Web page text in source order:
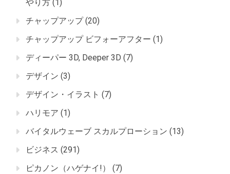
やり方 (1)
チャップアップ(20)
チャップアップ ビフォーアフター (1)
ディーパー 3D, Deeper 3D (7)
デザイン (3)
デザイン・イラスト (7)
ハリモア (1)
バイタルウェーブ スカルプローション (13)
ビジネス (291)
ピカノン（ハゲナイ!）
(7)